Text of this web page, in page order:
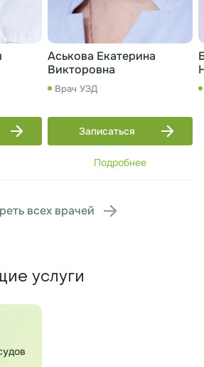
Аськова Екатерина
Викторовна
Врач УЗД
Записаться
Подробнее
всех врачей
услуги